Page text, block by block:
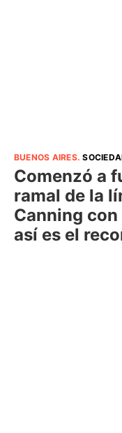
BUENOS AIRES.
Comenzó a
ramal de la
Canning con
así es el